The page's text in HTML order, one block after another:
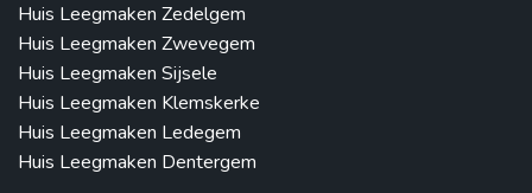
Huis Leegmaken Zedelgem
Huis Leegmaken Zwevegem
Huis Leegmaken Sijsele
Huis Leegmaken Klemskerke
Huis Leegmaken Ledegem
Huis Leegmaken Dentergem